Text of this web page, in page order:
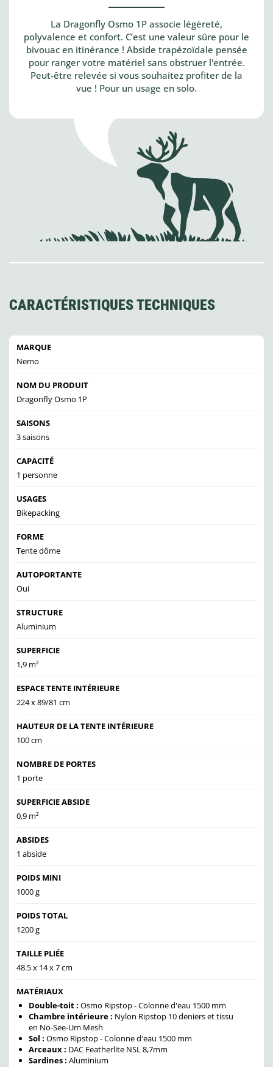
La Dragonfly Osmo 1P associe légèreté,
polyvalence et confort. C’est une valeur sûre pour le
bivouac en itinérance ! Abside trapézoïdale pensée
pour ranger votre matériel sans obstruer l'entrée.
Peut-être relevée si vous souhaitez profiter de la
vue ! Pour un usage en solo.
CARACTÉRISTIQUES TECHNIQUES
MARQUE
Nemo
NOM DU PRODUIT
Dragonfly Osmo 1P
SAISONS
3 saisons
CAPACITÉ
1 personne
USAGES
Bikepacking
FORME
Tente dôme
AUTOPORTANTE
Oui
STRUCTURE
Aluminium
SUPERFICIE
1,9 m²
ESPACE TENTE INTÉRIEURE
224 x 89/81 cm
HAUTEUR DE LA TENTE INTÉRIEURE
100 cm
NOMBRE DE PORTES
1 porte
SUPERFICIE ABSIDE
0,9 m²
ABSIDES
1 abside
POIDS MINI
1000 g
POIDS TOTAL
1200 g
TAILLE PLIÉE
48.5 x 14 x 7 cm
MATÉRIAUX
Double-toit : Osmo Ripstop - Colonne d'eau 1500 mm
Chambre intérieure : Nylon Ripstop 10 deniers et tissu
en No-See-Um Mesh
Sol : Osmo Ripstop - Colonne d'eau 1500 mm
Arceaux : DAC Featherlite NSL 8,7mm
Sardines : Aluminium